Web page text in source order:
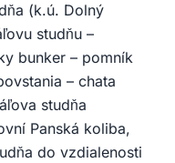
(k.ú. Dolný
studňu –
bunker – pomník
– chata
studňa
Panská koliba,
do vzdialenosti